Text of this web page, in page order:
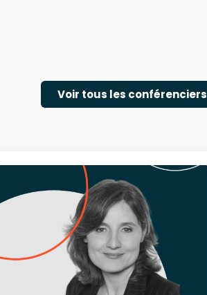
Voir tous les conférenciers